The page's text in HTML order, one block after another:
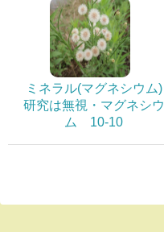
ミネラル(マグネシウム)
研究は無視・マグネシウ
ム 10-10